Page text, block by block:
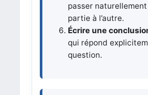
passer naturellement
partie à l’autre.
Écrire une
qui répond
question.